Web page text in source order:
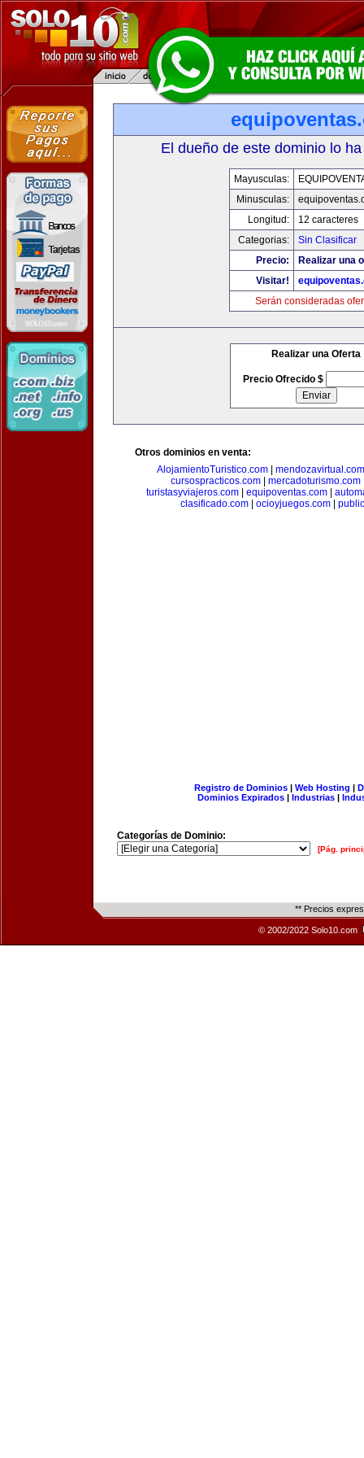
El dueño de este dominio lo
Mayusculas:
Minusculas:
Longitud:
12 caracteres
Categorias:
Sin Clasificar
Precio:
Realizar una
Visitar!
Serán consideradas
Realizar una Oferta
Precio Ofrecido $
Otros dominios en venta:
AlojamientoTuristico.com
mendozavirtual.com
cursospracticos.com| mercadoturismo.com
turistasyviajeros.com
equipoventas.com
clasificado.com
ocioyjuegos.com
Registro de Dominios| Web Hosting |
Dominios Expirados | Industrias |
Categorías de Dominio:
[Pág.
** Precios
© 2002/2022 Solo10.com